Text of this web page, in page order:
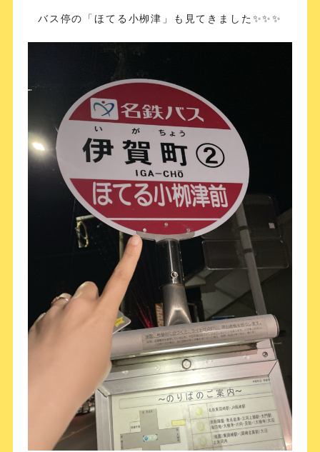
バス停の「ほてる小栁津」も見てきました✨✨✨